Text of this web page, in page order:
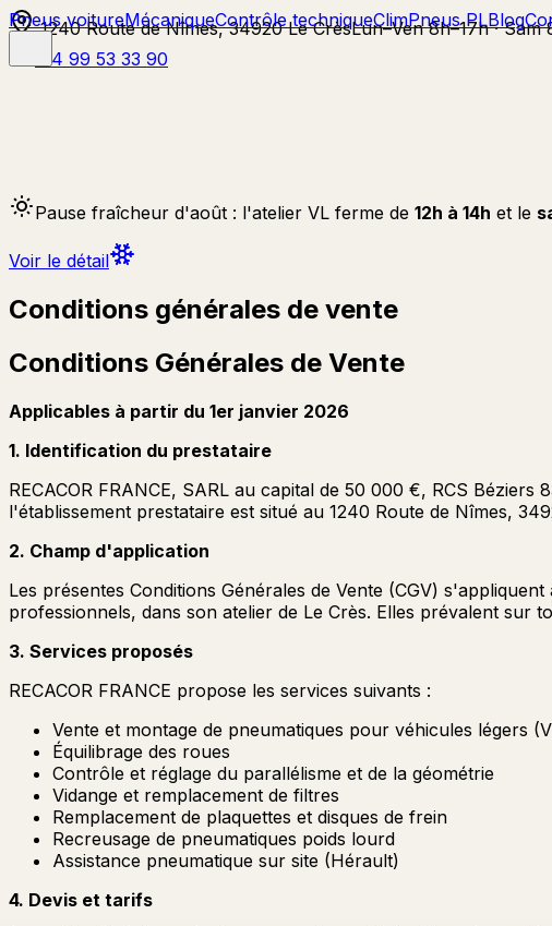
1240 Route de Nîmes, 34920 Le CrèsLun–Ven 8h–17h · Sam
04 99 53 33 90
Pneus voitureMécaniqueContrôle techniqueClimPneus PLBlog
Pause fraîcheur d'août : l'atelier VL ferme de 12h à 14h et le
Voir le détail
Conditions générales de vente
Conditions Générales de Vente
Applicables à partir du 1er janvier 2026
1. Identification du prestataire
RECACOR FRANCE, SARL au capital de 50 000 €, RCS
l'établissement prestataire est situé au 1240 Route de Nîmes,
2. Champ d'application
Les présentes Conditions Générales de Vente (CGV)
professionnels, dans son atelier de Le Crès. Elles prévalent sur
3. Services proposés
RECACOR FRANCE propose les services suivants :
Vente et montage de pneumatiques pour véhicules légers
Équilibrage des roues
Contrôle et réglage du parallélisme et de la géométrie
Vidange et remplacement de filtres
Remplacement de plaquettes et disques de frein
Recreusage de pneumatiques poids lourd
Assistance pneumatique sur site (Hérault)
4. Devis et tarifs